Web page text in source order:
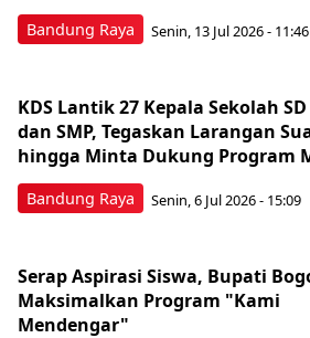
Bandung Raya Senin, 13 Jul 2026 - 11:46
Bandung Raya
KDS Lantik 27 Kepala Sekolah SD
dan SMP, Tegaskan Larangan
hingga Minta Dukung Program
Senin, 6 Jul 2026 - 15:09
Serap Aspirasi Siswa, Bupati
Maksimalkan Program "Kami
Mendengar"